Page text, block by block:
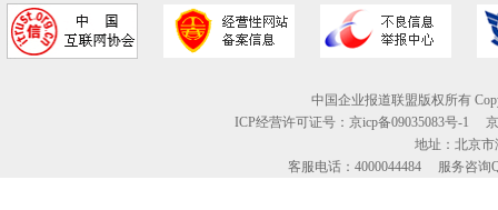
中国企业报道联盟版权所有
ICP经营许可证号：京icp备09035083号-1
地址：北京市
客服电话：4000044484 服务咨询